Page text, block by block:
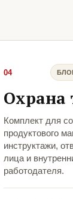
04
Охрана
Комплект для
продуктового
инструктажи,
лица и
работодателя.